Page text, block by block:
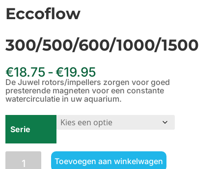
Eccoflow
300/500/600/1000/1500
€18.75-€19.95
€18.75
tot
€19.95
De Juwel rotors/impellers zorgen voor goed
presterende magneten voor een constante
watercirculatie in uw aquarium.
Serie
Juwel
rotor
Toevoegen aan winkelwagen